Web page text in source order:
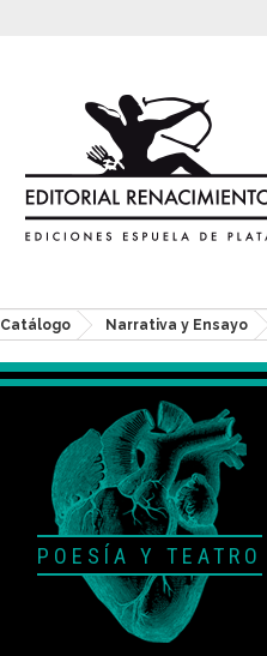
Catálogo Narrativa y Ensayo
POESÍA Y TEATRO